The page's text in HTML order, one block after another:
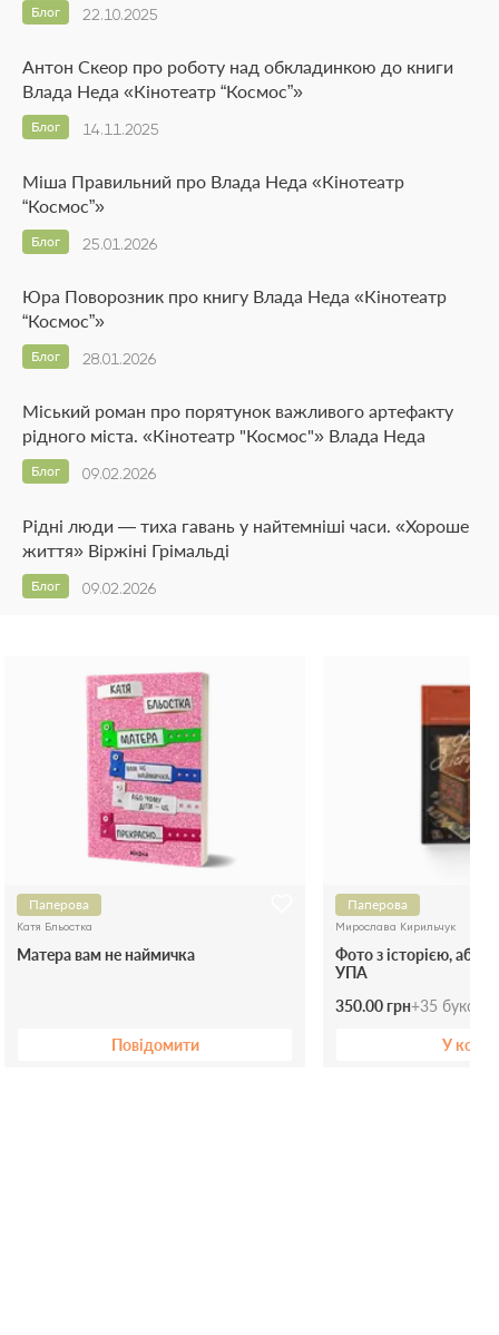
22.10.2025
Блог
Антон Скеор про роботу над обкладинкою до книги
Влада Неда «Кінотеатр “Космос”»
14.11.2025
Блог
Міша Правильний про Влада Неда «Кінотеатр
“Космос”»
25.01.2026
Блог
Юра Поворозник про книгу Влада Неда «Кінотеатр
“Космос”»
28.01.2026
Блог
Міський роман про порятунок важливого артефакту
рідного міста. «Кінотеатр "Космос"» Влада Неда
09.02.2026
Блог
Рідні люди — тиха гавань у найтемніші часи. «Хороше
життя» Віржіні Грімальді
09.02.2026
Блог
Паперова
Катя Бльостка
Матера вам не наймичка
Повідомити
Паперова
Мирослава Кирильчук
Фото з історією, або
УПА
350.00 грн+35 буксів
У